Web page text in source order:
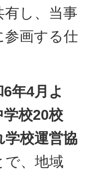
有し、当事
参画する仕
年4月よ
学校20校
学校運営協
で、地域